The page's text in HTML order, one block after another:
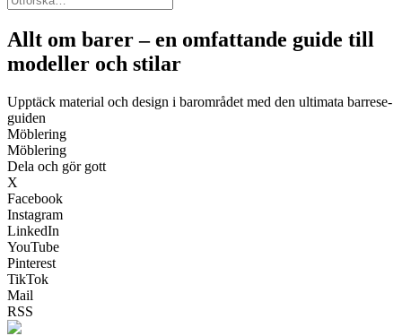
Allt om barer – en omfattande guide till
modeller och stilar
Upptäck material och design i barområdet med den ultimata barrese-
guiden
Möblering
Möblering
Dela och gör gott
X
Facebook
Instagram
LinkedIn
YouTube
Pinterest
TikTok
Mail
RSS